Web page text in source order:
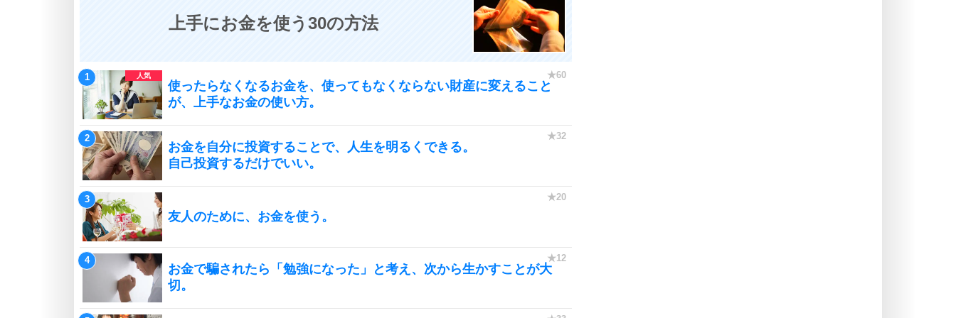
上手にお金を使う30の方法
使ったらなくなるお金を、使ってもなくならない財産に変えること
が、上手なお金の使い方。
お金を自分に投資することで、人生を明るくできる。
自己投資するだけでいい。
友人のために、お金を使う。
お金で騙されたら「勉強になった」と考え、次から生かすことが大
切。